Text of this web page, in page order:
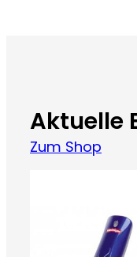
Aktuelle
Zum Shop